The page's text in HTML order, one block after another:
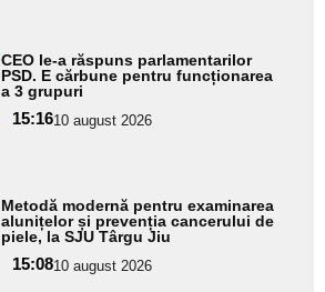
CEO le-a răspuns parlamentarilor
PSD. E cărbune pentru funcționarea
a 3 grupuri
15:1610 august 2026
Metodă modernă pentru examinarea
alunițelor și prevenția cancerului de
piele, la SJU Târgu Jiu
15:0810 august 2026